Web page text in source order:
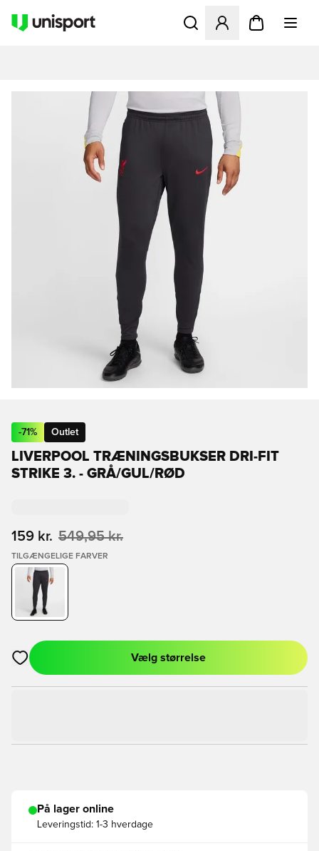
Åbner en Modal til at
-71% Outlet
LIVERPOOL TRÆNINGSBUKSER DRI-FIT
STRIKE 3. - GRÅ/GUL/RØD
159 kr. 549,95 kr.
TILGÆNGELIGE FARVER
Åbner en Modal til at logge ind eller tilmelde dig som medlem
Vælg størrelse
På lager online
Leveringstid: 1-3 hverdage